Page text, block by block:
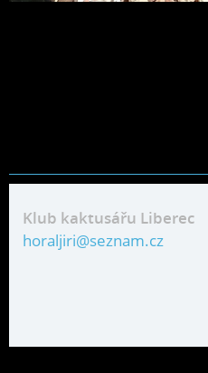
Klub kaktusářu Liberec
horaljiri@seznam.cz